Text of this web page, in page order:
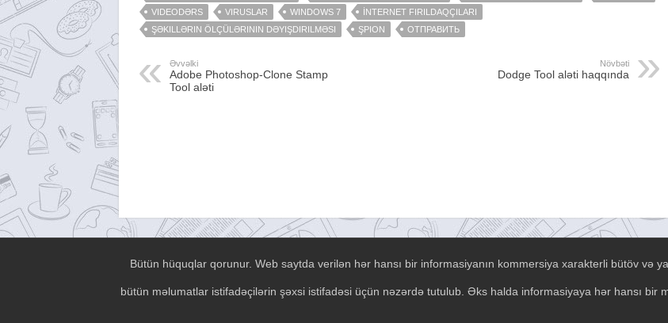
VIDEODƏRS
VIRUSLAR WINDOWS 7
İNTERNET FIRILDAQÇILARI
ŞƏKILLƏRIN ÖLÇÜLƏRININ DƏYIŞDIRILMƏSI
ŞPION ОТПРАВИТЬ
Əvvəlki
Adobe Photoshop-Clone Stamp
Tool aləti
Növbəti
Dodge Tool aləti haqqında
Bütün hüquqlar qorunur. Web saytda verilən hər hansı bir informasiyanın kommersiya xarakterli bütöv və
bütün məlumatlar istifadəçilərin şəxsi istifadəsi üçün nəzərdə tutulub. Əks halda informasiyaya hər hansı bir